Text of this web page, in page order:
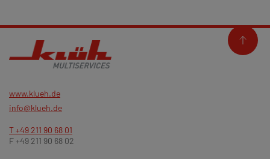
www.klueh.de
info@klueh.de
T +49 211 90 68 01
F +49 211 90 68 02